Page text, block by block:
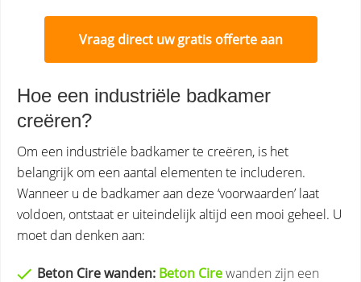
Vraag direct uw gratis offerte aan
Hoe een industriële badkamer
creëren?
Om een industriële badkamer te creëren, is het
belangrijk om een aantal elementen te includeren.
Wanneer u de badkamer aan deze ‘voorwaarden’ laat
voldoen, ontstaat er uiteindelijk altijd een mooi geheel. U
moet dan denken aan:
Beton Cire wanden: Beton Cirewanden zijn een